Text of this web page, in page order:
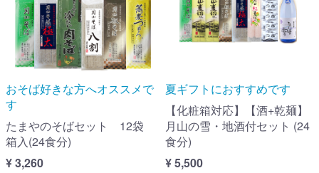
おそば好きな方へオススメで
す
たまやのそばセット 12袋
箱入(24食分)
¥ 3,260
夏ギフトにおすすめです
【化粧箱対応】【酒+乾麺】
月山の雪・地酒付セット (24
食分)
¥ 5,500